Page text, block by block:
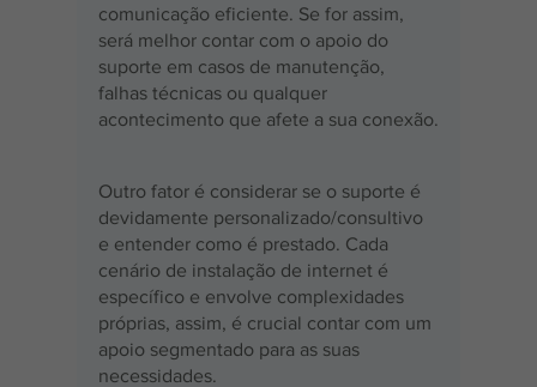
comunicação eficiente. Se for assim,
será melhor contar com o apoio do
suporte em casos de manutenção,
falhas técnicas ou qualquer
acontecimento que afete a sua conexão.
Outro fator é considerar se o suporte é
devidamente personalizado/consultivo
e entender como é prestado. Cada
cenário de instalação de internet é
específico e envolve complexidades
próprias, assim, é crucial contar com um
apoio segmentado para as suas
necessidades.